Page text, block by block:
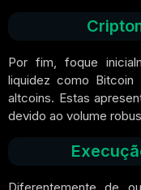
Por fim, foque
liquidez como Bitcoin
altcoins. Estas
devido ao volume
Diferentemente de